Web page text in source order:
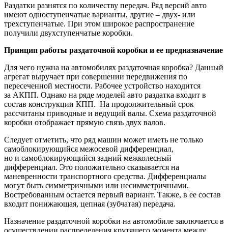
Раздатки разнятся по количеству передач. Ряд версий авто
имеют одноступенчатые варианты, другие – двух- или
трехступенчатые. При этом широкое распространение
получили двухступенчатые коробки.
Принцип работы раздаточной коробки и ее предназначение
Для чего нужна на автомобилях раздаточная коробка? Данный
агрегат выручает при совершении передвижения по
пересеченной местности. Рабочее устройство находится
за АКПП. Однако на ряде моделей авто раздатка входит в
состав конструкции КПП. На продолжительный срок
рассчитаны приводные и ведущий валы. Схема раздаточной
коробки отображает прямую связь двух валов.
Следует отметить, что ряд машин может иметь не только
самоблокирующийся межосевой дифференциал,
но и самоблокирующийся задний межколесный
дифференциал. Это положительно сказывается на
маневренности транспортного средства. Дифференциалы
могут быть симметричными или несимметричными.
Востребованным остается первый вариант. Также, в ее состав
входит понижающая, цепная (зубчатая) передача.
Назначение раздаточной коробки на автомобиле заключается в
осуществлении распределения крутящего момента между